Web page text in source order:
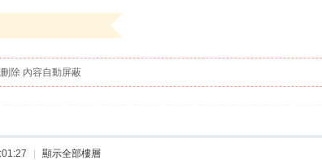
除 內容自動屏蔽
顯示全部樓層